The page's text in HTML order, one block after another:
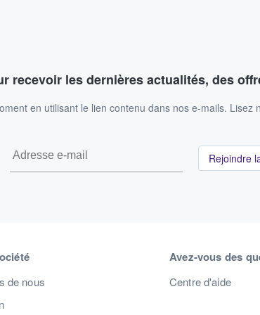
recevoir les dernières actualités, des
en utilisant le lien contenu dans nos e-mails. Lisez
Rejoindre
de nous
Avez-vous des
Centre d'aide